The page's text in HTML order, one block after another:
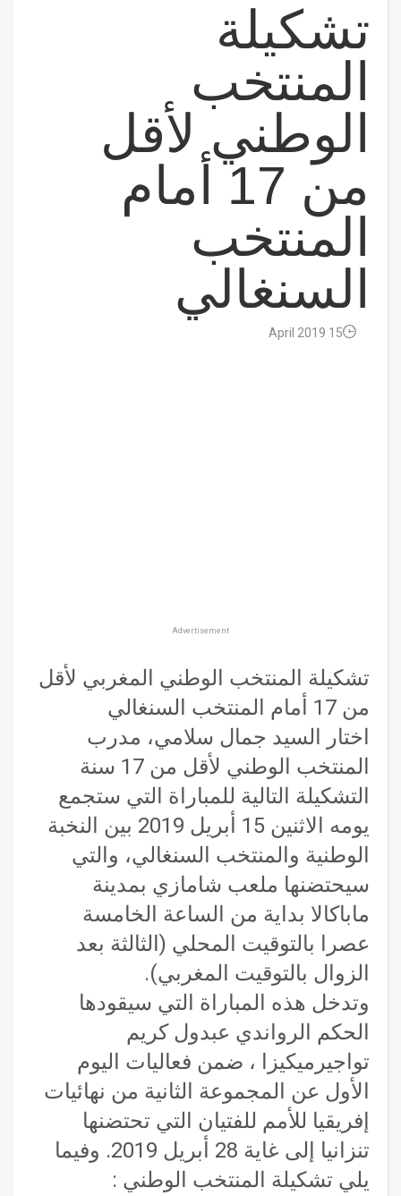
تشكيلة
المنتخب
الوطني لأقل
من 17 أمام
المنتخب
السنغالي
15 April 2019
Advertisement
تشكيلة المنتخب الوطني المغربي لأقل
من 17 أمام المنتخب السنغالي
اختار السيد جمال سلامي، مدرب
المنتخب الوطني لأقل من 17 سنة
التشكيلة التالية للمباراة التي ستجمع
يومه الاثنين 15 أبريل 2019 بين النخبة
الوطنية والمنتخب السنغالي، والتي
سيحتضنها ملعب شامازي بمدينة
ماباكالا بداية من الساعة الخامسة
عصرا بالتوقيت المحلي (الثالثة بعد
الزوال بالتوقيت المغربي).
وتدخل هذه المباراة التي سيقودها
الحكم الرواندي عبدول كريم
تواجيرميكيزا ، ضمن فعاليات اليوم
الأول عن المجموعة الثانية من نهائيات
إفريقيا للأمم للفتيان التي تحتضنها
تنزانيا إلى غاية 28 أبريل 2019. وفيما
يلي تشكيلة المنتخب الوطني :